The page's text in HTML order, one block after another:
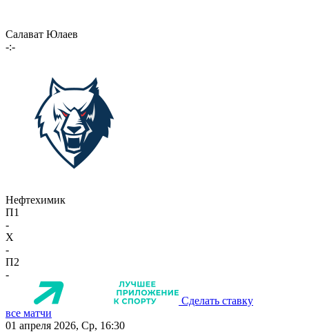
Салават Юлаев
-:-
Нефтехимик
П1
-
X
-
П2
-
Сделать ставку
все матчи
01 апреля 2026, Ср, 16:30